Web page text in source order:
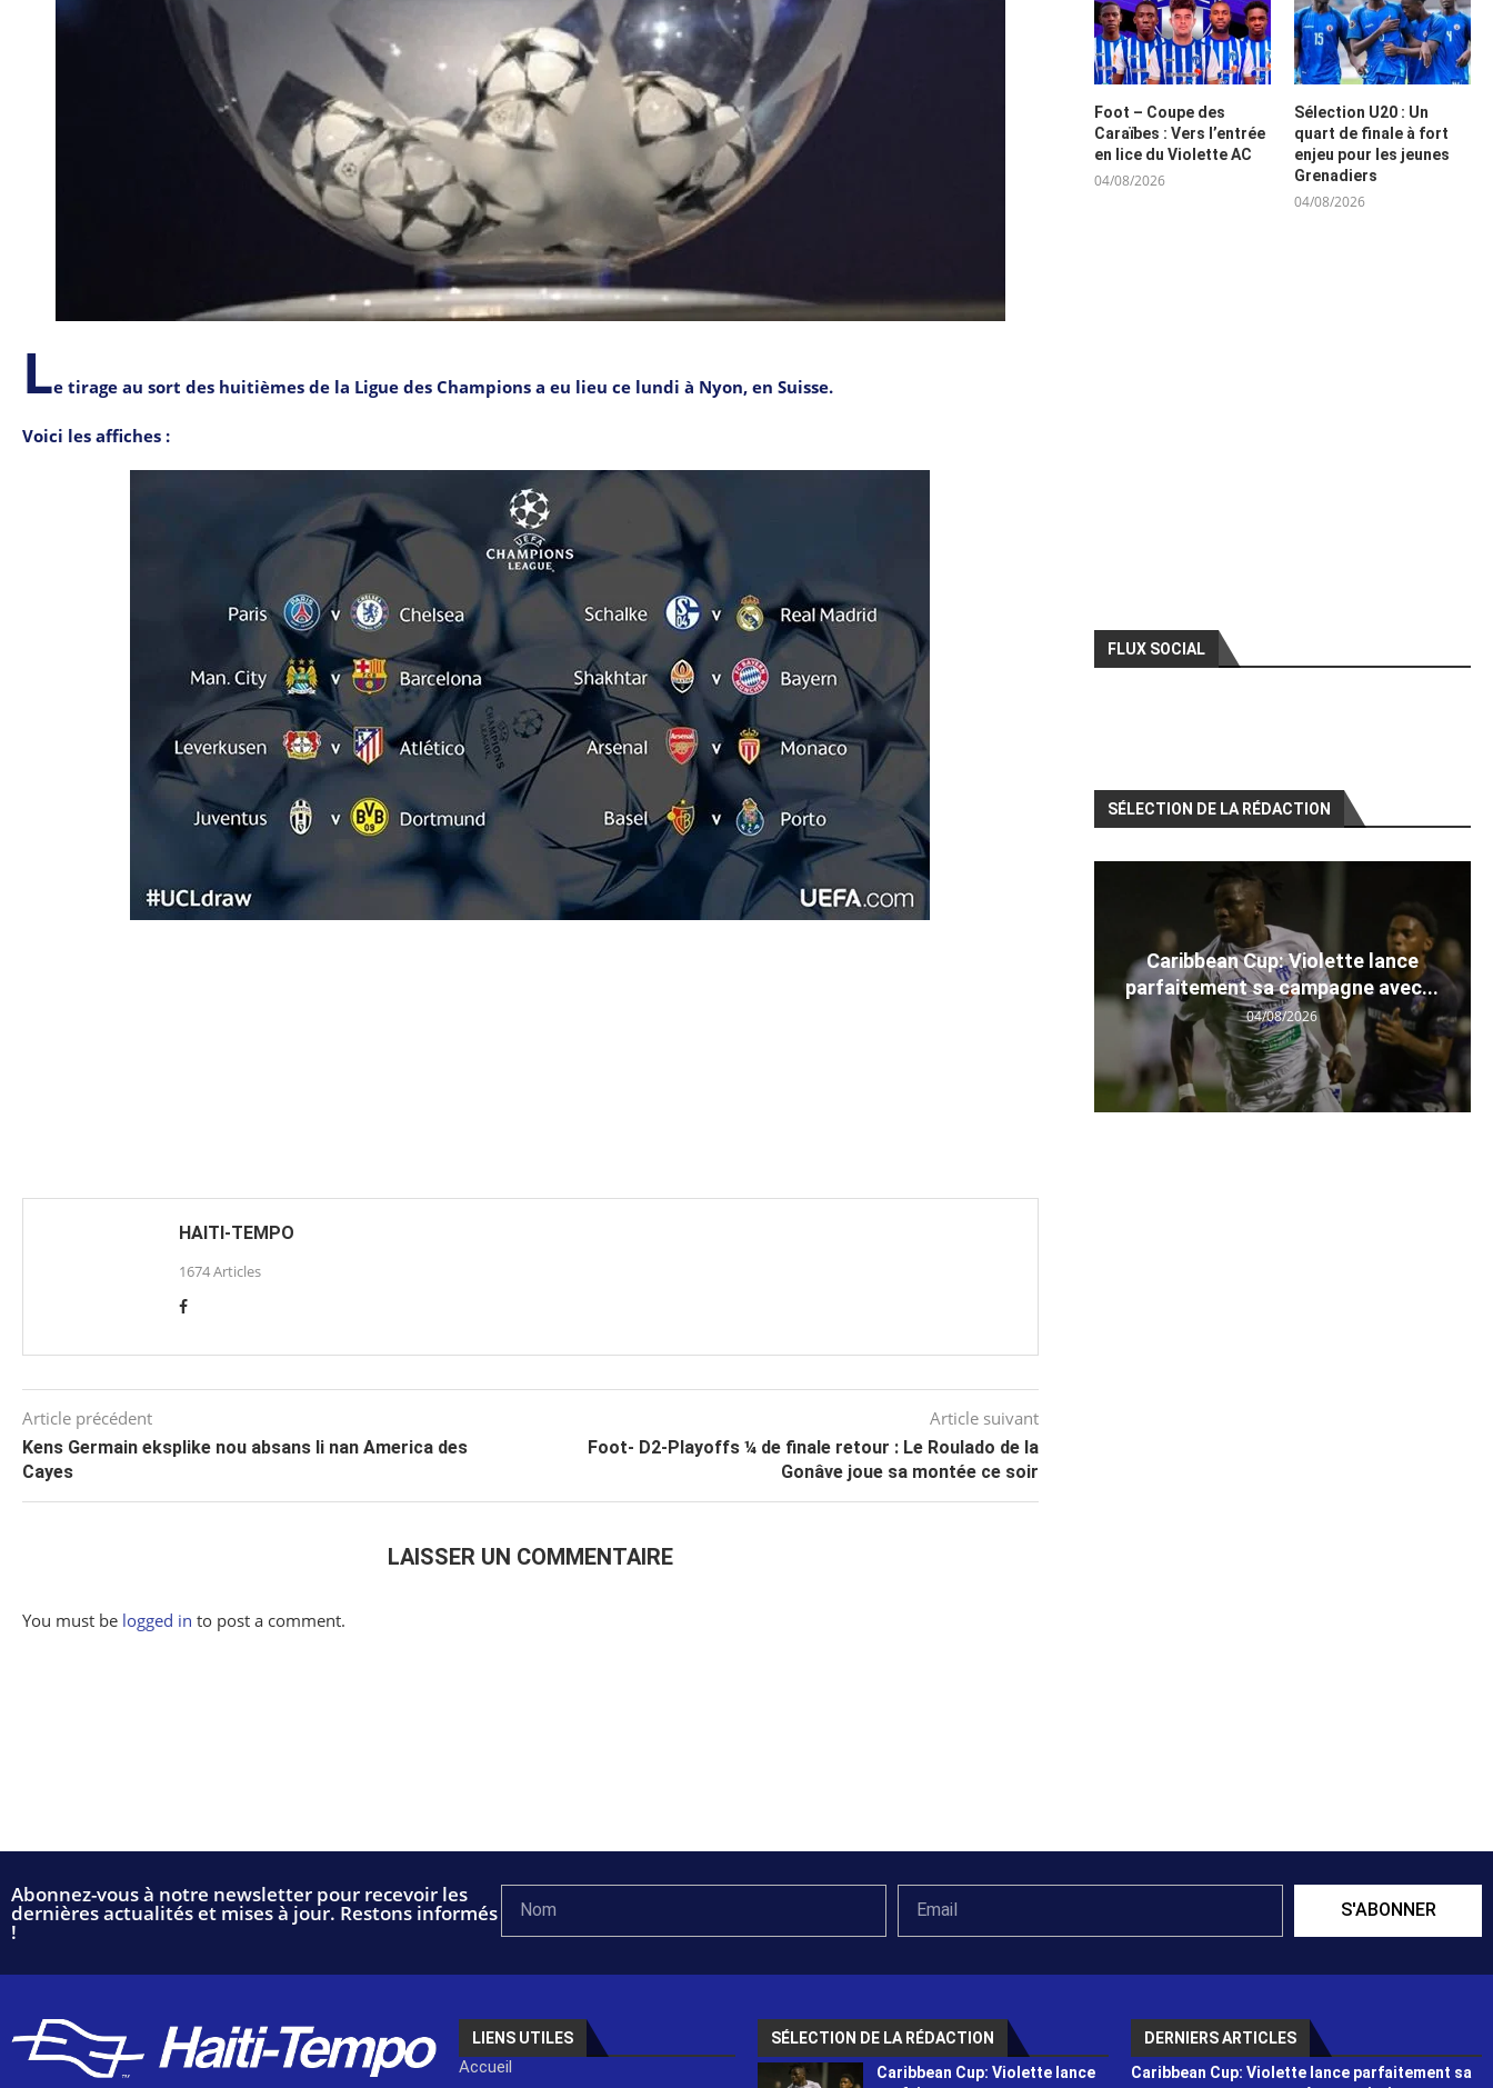
Le tirage au sort des huitièmes de la Ligue des Champions a eu lieu ce lundi à Nyon, en Suisse.
Voici les affiches :
HAITI-TEMPO
1674 Articles
Article précédent
Kens Germain eksplike nou absans li nan America des
Cayes
Article suivant
Foot- D2-Playoffs ¼ de finale retour : Le Roulado de la
Gonâve joue sa montée ce soir
LAISSER UN COMMENTAIRE
You must be logged in to post a comment.
Foot – Coupe des
Caraïbes : Vers l’entrée
en lice du Violette AC
04/08/2026
Sélection U20 : Un
quart de finale à fort
enjeu pour les jeunes
Grenadiers
04/08/2026
FLUX SOCIAL
SÉLECTION DE LA RÉDACTION
Caribbean Cup: Violette lance
parfaitement sa campagne avec...
04/08/2026
Abonnez-vous à notre newsletter pour recevoir les
dernières actualités et mises à jour. Restons informés
!
S'ABONNER
LIENS UTILES
Accueil
SÉLECTION DE LA RÉDACTION
Caribbean Cup: Violette lance
DERNIERS ARTICLES
Caribbean Cup: Violette lance parfaitement sa